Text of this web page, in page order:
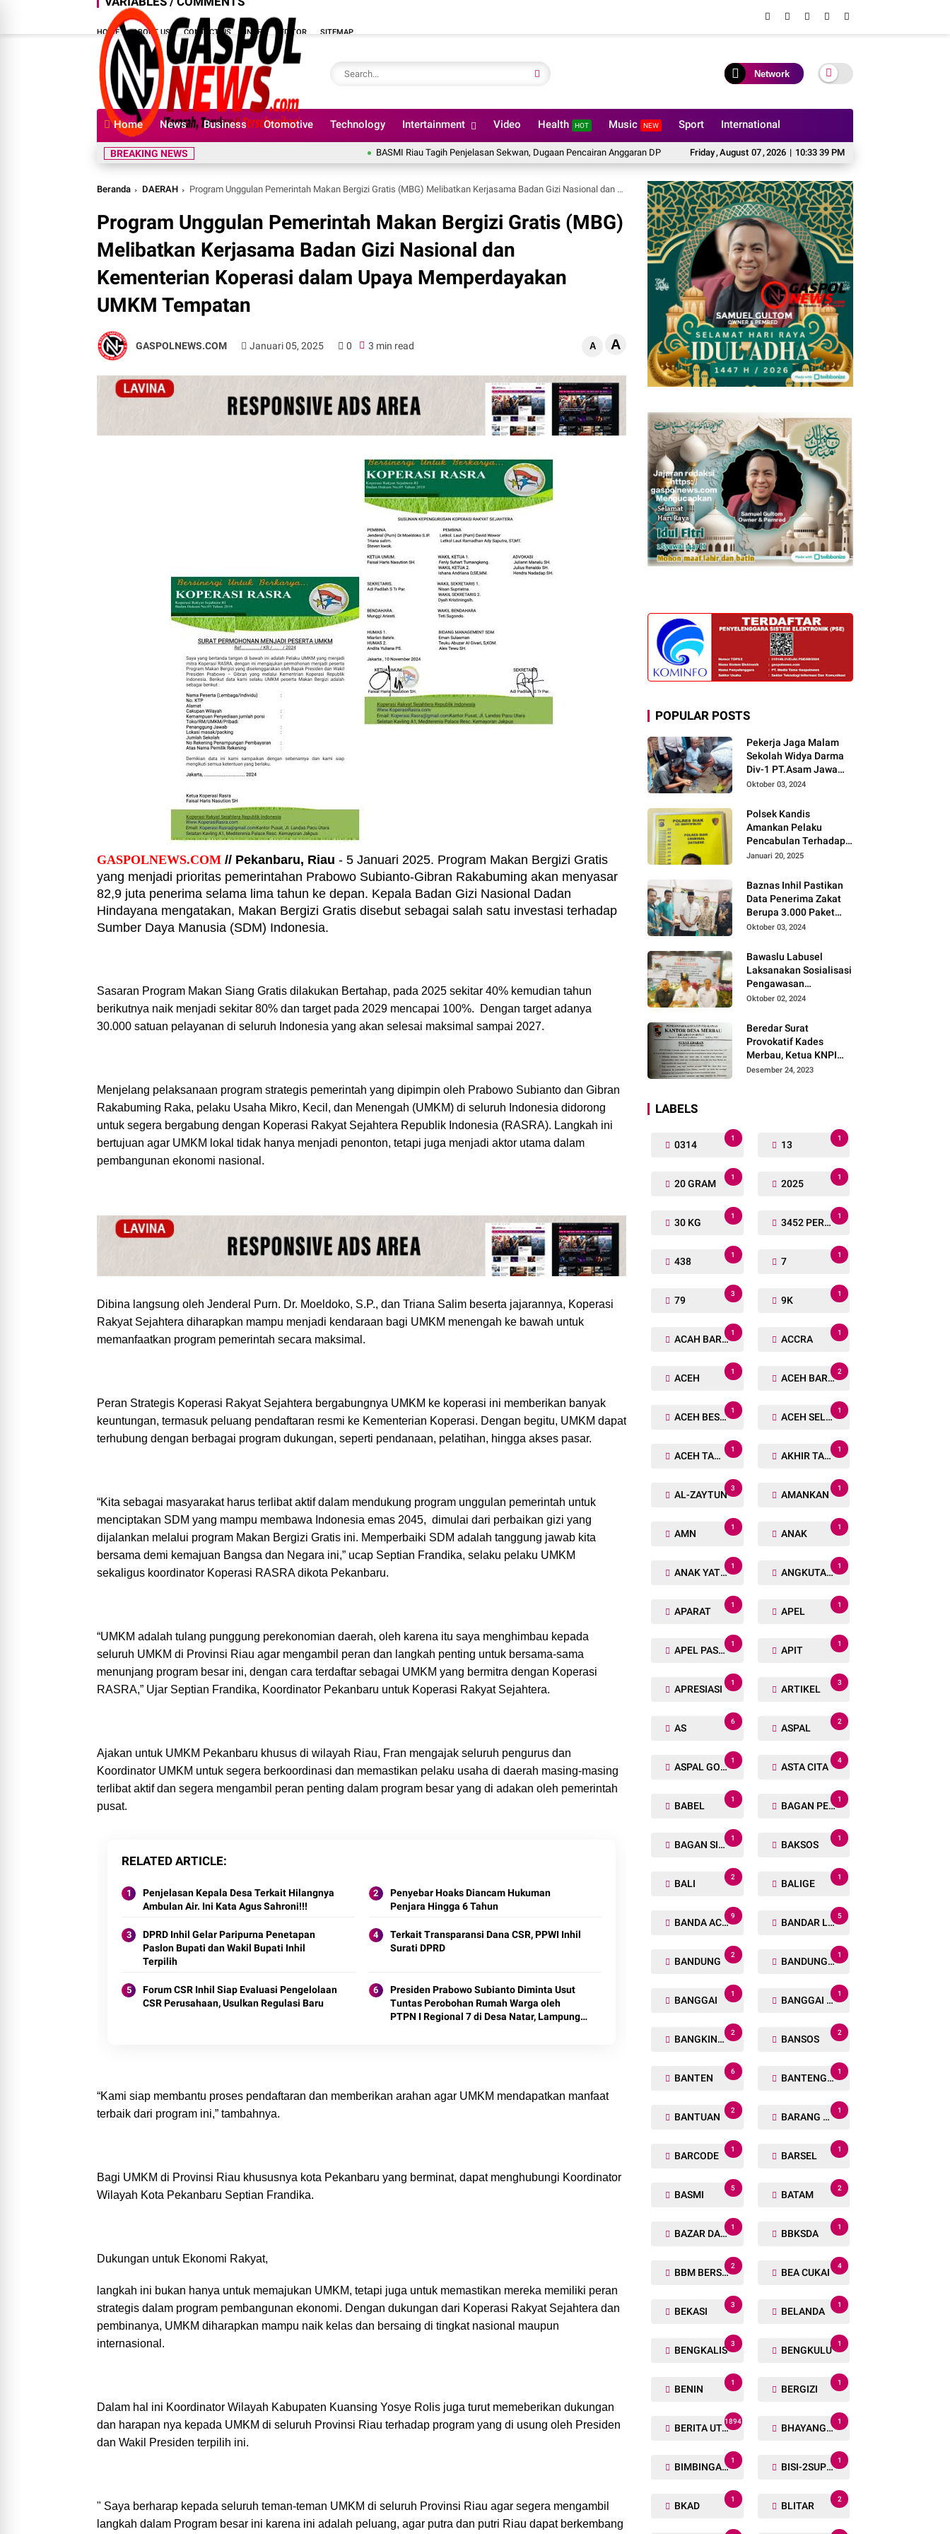
HOME ABOUT US CONTACT US INDEX EDITOR SITEMAP
Network
Home News Business Otomotive Technology Intertainment Video Health HOT Music NEW Sport International
Friday,August 07,2026 | 10:33 41 PM
BREAKING NEWS BASMI Riau Tagih Penjelasan Sekwan, Dugaan Pencairan Anggaran DPRD Tanpa Prosedur Tuai Sorotan Kejati Riau Tetapkan 9 Tersangka Korupsi
Beranda DAERAH Program Unggulan Pemerintah Makan Bergizi Gratis (MBG) Melibatkan Kerjasama Badan Gizi Nasional dan Kementerian Koperasi dalam Upaya Memperdayakan UMKM Tempatan
Program Unggulan Pemerintah Makan Bergizi Gratis (MBG)
Melibatkan Kerjasama Badan Gizi Nasional dan
Kementerian Koperasi dalam Upaya Memperdayakan
UMKM Tempatan
GASPOLNEWS.COM Januari 05, 2025 0 3 min read A A
GASPOLNEWS.COM // Pekanbaru, Riau - 5 Januari 2025. Program Makan Bergizi Gratis
yang menjadi prioritas pemerintahan Prabowo Subianto-Gibran Rakabuming akan menyasar
82,9 juta penerima selama lima tahun ke depan. Kepala Badan Gizi Nasional Dadan
Hindayana mengatakan, Makan Bergizi Gratis disebut sebagai salah satu investasi terhadap
Sumber Daya Manusia (SDM) Indonesia.
Sasaran Program Makan Siang Gratis dilakukan Bertahap, pada 2025 sekitar 40% kemudian tahun
berikutnya naik menjadi sekitar 80% dan target pada 2029 mencapai 100%. Dengan target adanya
30.000 satuan pelayanan di seluruh Indonesia yang akan selesai maksimal sampai 2027.
Menjelang pelaksanaan program strategis pemerintah yang dipimpin oleh Prabowo Subianto dan Gibran
Rakabuming Raka, pelaku Usaha Mikro, Kecil, dan Menengah (UMKM) di seluruh Indonesia didorong
untuk segera bergabung dengan Koperasi Rakyat Sejahtera Republik Indonesia (RASRA). Langkah ini
bertujuan agar UMKM lokal tidak hanya menjadi penonton, tetapi juga menjadi aktor utama dalam
pembangunan ekonomi nasional.
Dibina langsung oleh Jenderal Purn. Dr. Moeldoko, S.P., dan Triana Salim beserta jajarannya, Koperasi
Rakyat Sejahtera diharapkan mampu menjadi kendaraan bagi UMKM menengah ke bawah untuk
memanfaatkan program pemerintah secara maksimal.
Peran Strategis Koperasi Rakyat Sejahtera bergabungnya UMKM ke koperasi ini memberikan banyak
keuntungan, termasuk peluang pendaftaran resmi ke Kementerian Koperasi. Dengan begitu, UMKM dapat
terhubung dengan berbagai program dukungan, seperti pendanaan, pelatihan, hingga akses pasar.
“Kita sebagai masyarakat harus terlibat aktif dalam mendukung program unggulan pemerintah untuk
menciptakan SDM yang mampu membawa Indonesia emas 2045, dimulai dari perbaikan gizi yang
dijalankan melalui program Makan Bergizi Gratis ini. Memperbaiki SDM adalah tanggung jawab kita
bersama demi kemajuan Bangsa dan Negara ini,” ucap Septian Frandika, selaku pelaku UMKM
sekaligus koordinator Koperasi RASRA dikota Pekanbaru.
“UMKM adalah tulang punggung perekonomian daerah, oleh karena itu saya menghimbau kepada
seluruh UMKM di Provinsi Riau agar mengambil peran dan langkah penting untuk bersama-sama
menunjang program besar ini, dengan cara terdaftar sebagai UMKM yang bermitra dengan Koperasi
RASRA,” Ujar Septian Frandika, Koordinator Pekanbaru untuk Koperasi Rakyat Sejahtera.
Ajakan untuk UMKM Pekanbaru khusus di wilayah Riau, Fran mengajak seluruh pengurus dan
Koordinator UMKM untuk segera berkoordinasi dan memastikan pelaku usaha di daerah masing-masing
terlibat aktif dan segera mengambil peran penting dalam program besar yang di adakan oleh pemerintah
pusat.
RELATED ARTICLE
Penjelasan Kepala Desa Terkait Hilangnya
Ambulan Air. Ini Kata Agus Sahroni!!!
Penyebar Hoaks Diancam Hukuman
Penjara Hingga 6 Tahun
DPRD Inhil Gelar Paripurna Penetapan
Paslon Bupati dan Wakil Bupati Inhil
Terpilih
Terkait Transparansi Dana CSR, PPWI Inhil
Surati DPRD
Forum CSR Inhil Siap Evaluasi Pengelolaan
CSR Perusahaan, Usulkan Regulasi Baru
Presiden Prabowo Subianto Diminta Usut
Tuntas Perobohan Rumah Warga oleh
PTPN I Regional 7 di Desa Natar, Lampung
“Kami siap membantu proses pendaftaran dan memberikan arahan agar UMKM mendapatkan manfaat
terbaik dari program ini,” tambahnya.
Bagi UMKM di Provinsi Riau khususnya kota Pekanbaru yang berminat, dapat menghubungi Koordinator
Wilayah Kota Pekanbaru Septian Frandika.
Dukungan untuk Ekonomi Rakyat,
langkah ini bukan hanya untuk memajukan UMKM, tetapi juga untuk memastikan mereka memiliki peran
strategis dalam program pembangunan ekonomi. Dengan dukungan dari Koperasi Rakyat Sejahtera dan
pembinanya, UMKM diharapkan mampu naik kelas dan bersaing di tingkat nasional maupun
internasional.
Dalam hal ini Koordinator Wilayah Kabupaten Kuansing Yosye Rolis juga turut memeberikan dukungan
dan harapan nya kepada UMKM di seluruh Provinsi Riau terhadap program yang di usung oleh Presiden
dan Wakil Presiden terpilih ini.
" Saya berharap kepada seluruh teman-teman UMKM di seluruh Provinsi Riau agar segera mengambil
langkah dalam Program besar ini karena ini adalah peluang, agar putra dan putri Riau dapat berkembang
POPULAR POSTS
Pekerja Jaga Malam
Sekolah Widya Darma
Div-1 PT.Asam Jawa
Todongkan Senpi
Sumberjo
Oktober 03, 2024
Polsek Kandis
Amankan Pelaku
Pencabulan Terhadap
Dua Anak Kakak-
Gereja
Januari 20, 2025
Baznas Inhil Pastikan
Data Penerima Zakat
Berupa 3.000 Paket
Premium Boxs Sudah
Oktober 03, 2024
Bawaslu Labusel
Laksanakan Sosialisasi
Pengawasan
Partisipatif kepada
Pemuda Dan Agama
Pada pilkada Serentak
2024
Oktober 02, 2024
Beredar Surat
Provokatif Kades
Merbau, Ketua KNPI
Riau: "Periksa, Tangkap
Desember 24, 2023
LABELS
0314
1
13
1
20 GRAM
1
2025
1
30 KG
1
3452 PERSONIL
1
438
1
7
1
79
3
9K
1
ACAH BARAT
1
ACCRA
1
ACEH
1
ACEH BARAT
2
ACEH BESAR
1
ACEH SELATAN
1
ACEH TAMIANG
1
AKHIR TAHUN
1
AL-ZAYTUN
3
AMANKAN
1
AMN
1
ANAK
1
ANAK YATIM
1
ANGKUTAN TRANSPORTASI
1
APARAT
1
APEL
1
APEL PASUKAN
1
APIT
1
APRESIASI
1
ARTIKEL
3
AS
6
ASPAL
2
ASPAL GORENG
1
ASTA CITA
4
BABEL
1
BAGAN PETE
1
BAGAN SIAPIN API
1
BAKSOS
1
BALI
2
BALIGE
1
BANDA ACEH
9
BANDAR LAMPUNG
5
BANDUNG
2
BANDUNG BARAT
1
BANGGAI
1
BANGGAI LAUT
1
BANGKINANG
2
BANSOS
2
BANTEN
6
BANTENG RAIDERS
1
BANTUAN
2
BARANG TUAKA
1
BARCODE
1
BARSEL
1
BASMI
5
BATAM
2
BAZAR DAN BAKSOS RAMADHAN
1
BBKSDA
1
BBM BERSUBSIDI
2
BEA CUKAI
4
BEKASI
3
BELANDA
1
BENGKALIS
3
BENGKULU
1
BENIN
1
BERGIZI
1
BERITA UTAMA
1894
BHAYANGKARA RUN
1
BIMBINGAN ROHANI
1
BISI-2SUPER
1
BKAD
1
BLITAR
2